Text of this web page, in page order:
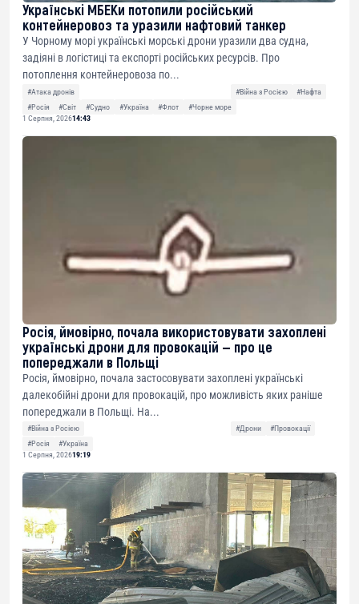
Українські МБЕКи потопили російський
контейнеровоз та уразили нафтовий танкер
У Чорному морі українські морські дрони уразили два судна,
задіяні в логістиці та експорті російських ресурсів. Про
потоплення контейнеровоза по...
#Атака дронів #Війна з Росією
#Нафта
#Росія
#Світ #Судно #Україна #Флот
#Чорне море
1 Серпня, 202614:43
Росія, ймовірно, почала використовувати захоплені
українські дрони для провокацій — про це
попереджали в Польщі
Росія, ймовірно, почала застосовувати захоплені українські
далекобійні дрони для провокацій, про можливість яких раніше
попереджали в Польщі. На...
#Війна з Росією #Дрони
#Провокації
#Росія
#Україна
1 Серпня, 202619:19